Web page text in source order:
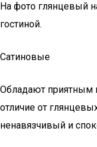
На фото глянцевый
гостиной.
Сатиновые
Обладают приятным
отличие от
ненавязчивый и